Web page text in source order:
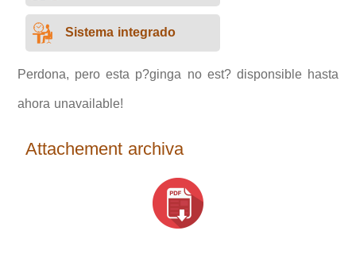
Sistema integrado
Perdona, pero esta p?ginga no est? disponsible hasta
ahora unavailable!
Attachement archiva